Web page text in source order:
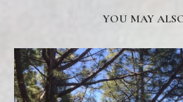
YOU MAY